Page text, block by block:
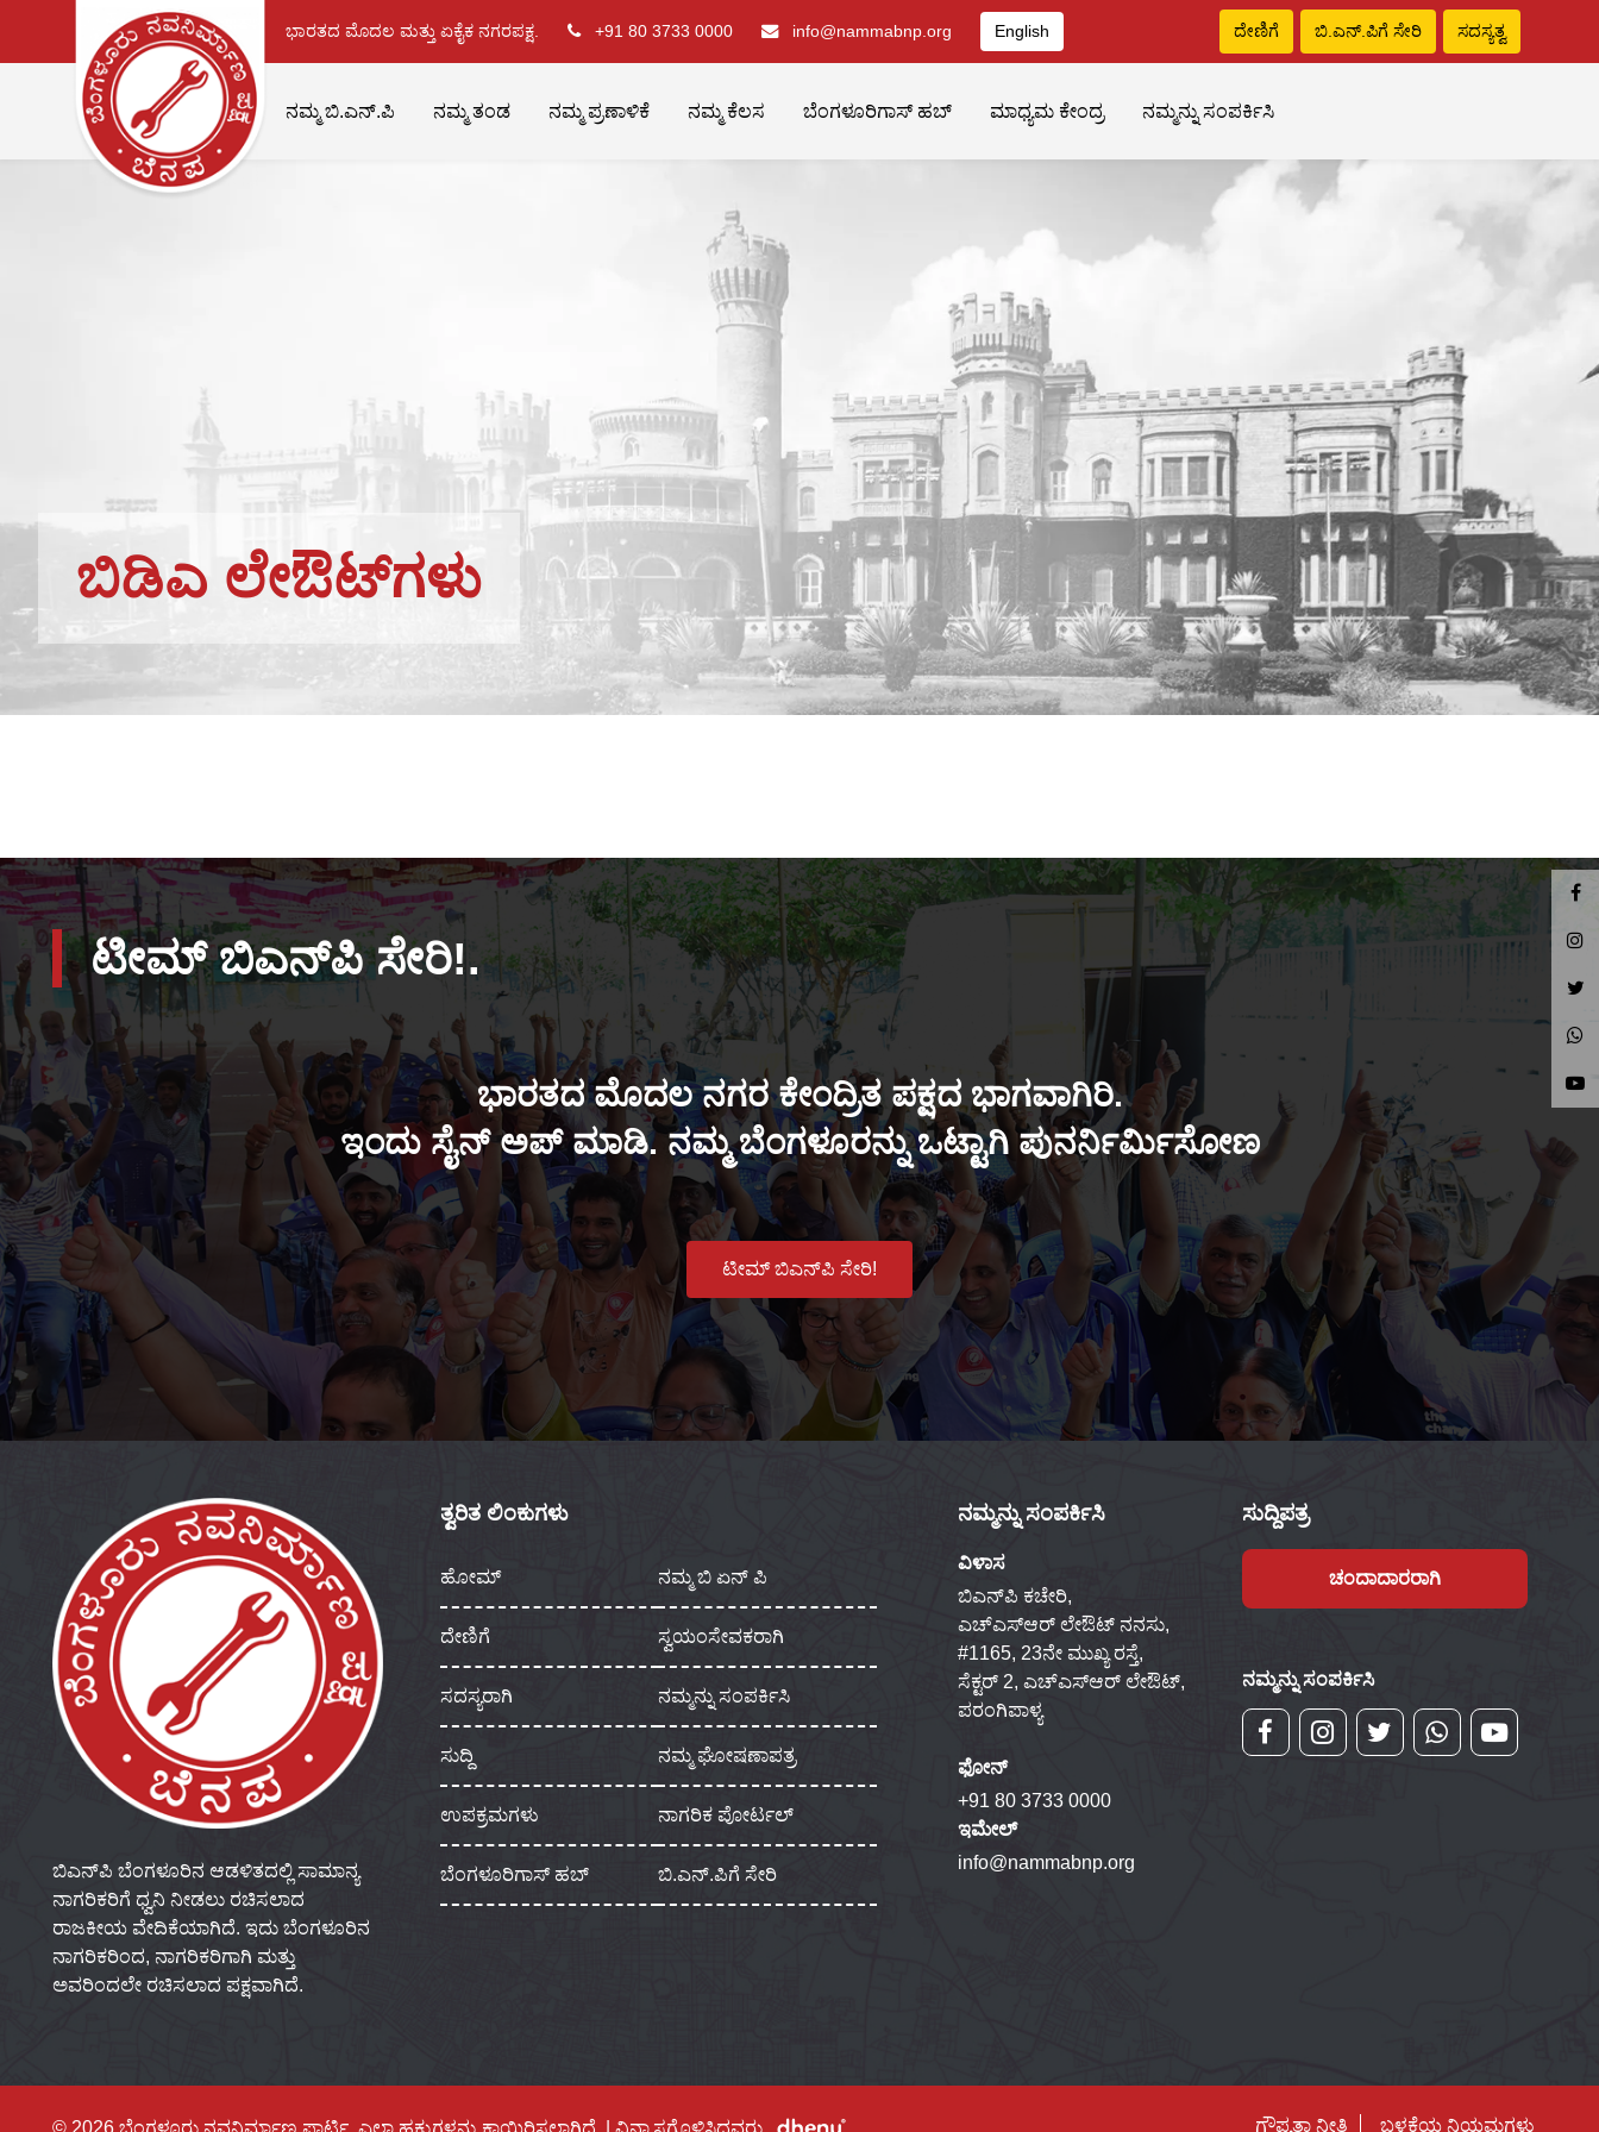
ಭಾರತದ ಮೊದಲ ಮತ್ತು ಏಕೈಕ ನಗರಪಕ್ಷ. +91 80 3733 0000 info@nammabnp.org English ದೇಣಿಗೆ ಬಿ.ಎನ್‌.ಪಿಗೆ ಸೇರಿ ಸದಸ್ಯತ್ವ
ನಮ್ಮ ಬಿ.ಎನ್.ಪಿ ನಮ್ಮ ತಂಡ ನಮ್ಮ ಪ್ರಣಾಳಿಕೆ ನಮ್ಮ ಕೆಲಸ ಬೆಂಗಳೂರಿಗಾಸ್ ಹಬ್ ಮಾಧ್ಯಮ ಕೇಂದ್ರ ನಮ್ಮನ್ನು ಸಂಪರ್ಕಿಸಿ
ಬಿಡಿಎ ಲೇಔಟ್‌ಗಳು
ಟೀಮ್ ಬಿಎನ್‌ಪಿ ಸೇರಿ!.
ಭಾರತದ ಮೊದಲ ನಗರ ಕೇಂದ್ರಿತ ಪಕ್ಷದ ಭಾಗವಾಗಿರಿ.
ಇಂದು ಸೈನ್ ಅಪ್ ಮಾಡಿ. ನಮ್ಮ ಬೆಂಗಳೂರನ್ನು ಒಟ್ಟಾಗಿ ಪುನರ್ನಿರ್ಮಿಸೋಣ
ಟೀಮ್ ಬಿಎನ್‌ಪಿ ಸೇರಿ!
ಬಿಎನ್‌ಪಿ ಬೆಂಗಳೂರಿನ ಆಡಳಿತದಲ್ಲಿ ಸಾಮಾನ್ಯ
ನಾಗರಿಕರಿಗೆ ಧ್ವನಿ ನೀಡಲು ರಚಿಸಲಾದ
ರಾಜಕೀಯ ವೇದಿಕೆಯಾಗಿದೆ. ಇದು ಬೆಂಗಳೂರಿನ
ನಾಗರಿಕರಿಂದ, ನಾಗರಿಕರಿಗಾಗಿ ಮತ್ತು
ಅವರಿಂದಲೇ ರಚಿಸಲಾದ ಪಕ್ಷವಾಗಿದೆ.
ತ್ವರಿತ ಲಿಂಕುಗಳು
ಹೋಮ್ ನಮ್ಮ ಬಿ ಏನ್ ಪಿ
ದೇಣಿಗೆ ಸ್ವಯಂಸೇವಕರಾಗಿ
ಸದಸ್ಯರಾಗಿ ನಮ್ಮನ್ನು ಸಂಪರ್ಕಿಸಿ
ಸುದ್ದಿ ನಮ್ಮ ಘೋಷಣಾಪತ್ರ
ಉಪಕ್ರಮಗಳು ನಾಗರಿಕ ಪೋರ್ಟಲ್
ಬೆಂಗಳೂರಿಗಾಸ್ ಹಬ್ ಬಿ.ಎನ್.ಪಿಗೆ ಸೇರಿ
ನಮ್ಮನ್ನು ಸಂಪರ್ಕಿಸಿ
ವಿಳಾಸ
ಬಿಎನ್‌ಪಿ ಕಚೇರಿ,
ಎಚ್‌ಎಸ್‌ಆರ್ ಲೇಔಟ್ ನನಸು,
#1165, 23ನೇ ಮುಖ್ಯ ರಸ್ತೆ,
ಸೆಕ್ಟರ್ 2, ಎಚ್‌ಎಸ್‌ಆರ್ ಲೇಔಟ್,
ಪರಂಗಿಪಾಳ್ಯ
ಫೋನ್
+91 80 3733 0000
ಇಮೇಲ್
info@nammabnp.org
ಸುದ್ದಿಪತ್ರ
ಚಂದಾದಾರರಾಗಿ
ನಮ್ಮನ್ನು ಸಂಪರ್ಕಿಸಿ
© 2026 ಬೆಂಗಳೂರು ನವನಿರ್ಮಾಣ ಪಾರ್ಟಿ, ಎಲ್ಲಾ ಹಕ್ಕುಗಳನ್ನು ಕಾಯ್ದಿರಿಸಲಾಗಿದೆ. | ವಿನ್ಯಾಸಗೊಳಿಸಿದವರು ಗೌಪ್ಯತಾ ನೀತಿ ಬಳಕೆಯ ನಿಯಮಗಳು